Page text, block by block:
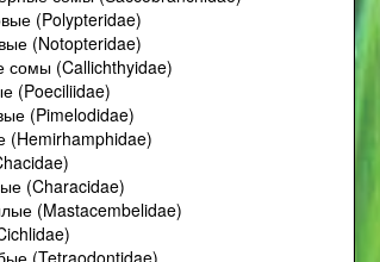
(Polypteridae)
(Notopteridae)
сомы (Callichthyidae)
(Poeciliidae)
(Pimelodidae)
(Hemirhamphidae)
(Characidae)
(Mastacembelidae)